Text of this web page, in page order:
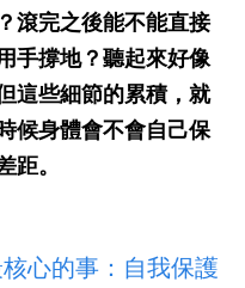
滾完之後能不能直接
手撐地？聽起來好像
這些細節的累積，就
候身體會不會自己保
距。
心的事：自我保護